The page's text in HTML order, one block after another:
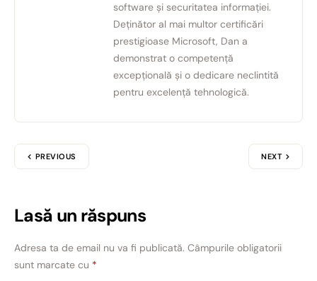
software și securitatea informației.
Deținător al mai multor certificări
prestigioase Microsoft, Dan a
demonstrat o competență
excepțională și o dedicare neclintită
pentru excelență tehnologică.
PREVIOUS NEXT
Lasă un răspuns
Adresa ta de email nu va fi publicată. Câmpurile obligatorii
sunt marcate cu *